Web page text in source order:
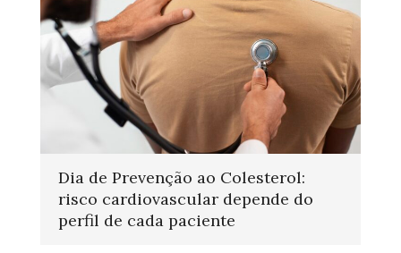
Dia de Prevenção ao Colesterol:
risco cardiovascular depende do
perfil de cada paciente